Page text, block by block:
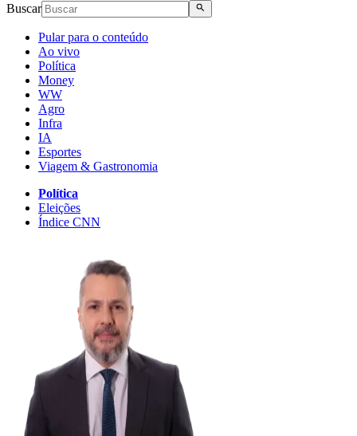
Buscar
Pular para o conteúdo
Ao vivo
Política
Money
WW
Agro
Infra
IA
Esportes
Viagem & Gastronomia
Política
Eleições
Índice CNN